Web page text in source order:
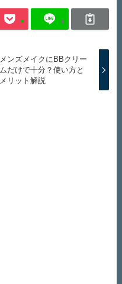
メンズメイクにBBクリー
ムだけで十分？使い方と
メリット解説